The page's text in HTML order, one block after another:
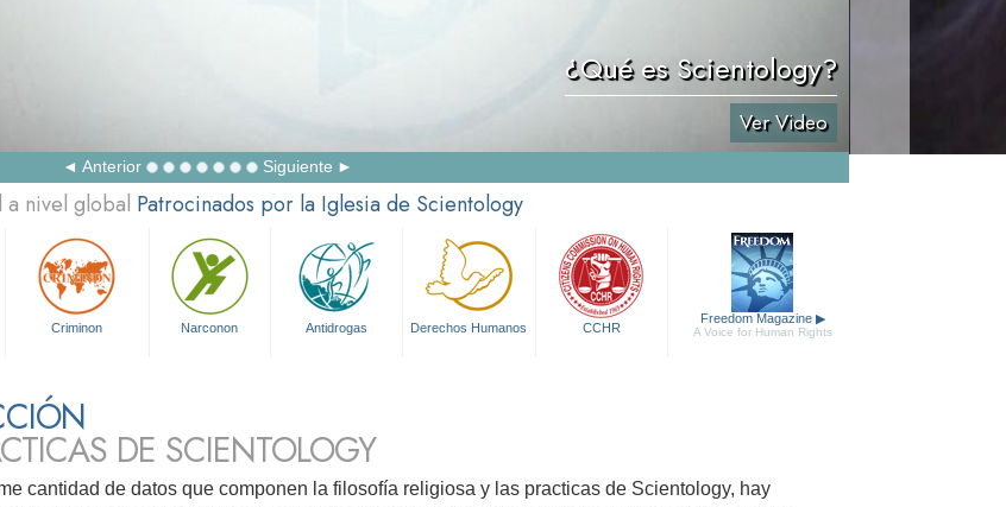
¿Qué es Scientology?
Ver Video
Anterior Siguiente
a nivel global Patrocinados por la Iglesia de Scientology
Criminon Narconon Antidrogas Derechos Humanos CCHR
Freedom Magazine ▶
A Voice for Human Rights
DE SCIENTOLOGY
cantidad de datos que componen la filosofía religiosa y las practicas de Scientology, hay